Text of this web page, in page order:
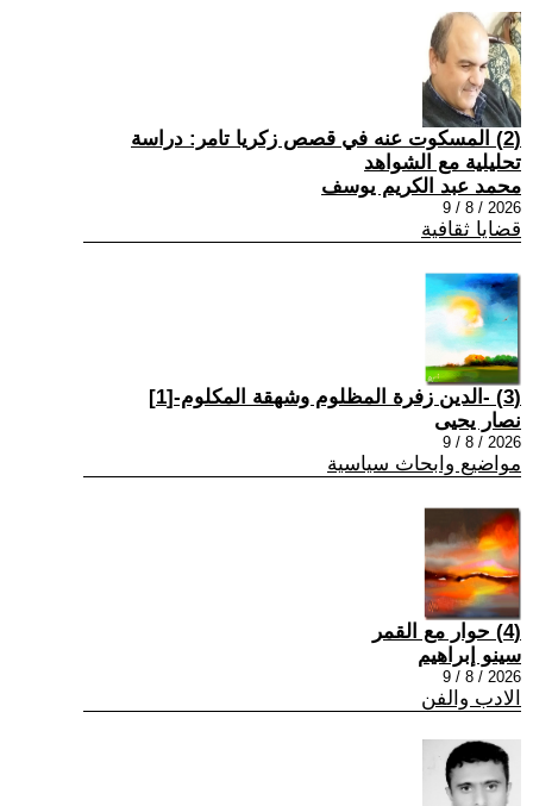
(2) المسكوت عنه في قصص زكريا تامر: دراسة
تحليلية مع الشواهد
محمد عبد الكريم يوسف
2026 / 8 / 9
قضايا ثقافية
(3) -الدين زفرة المظلوم وشهقة المكلوم-[1]
نصار يحيى
2026 / 8 / 9
مواضيع وابحاث سياسية
(4) حوار مع القمر
سينو إبراهيم
2026 / 8 / 9
الادب والفن